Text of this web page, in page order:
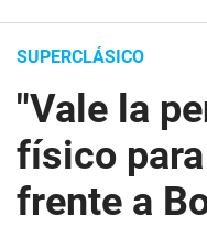
SUPERCLÁSICO
"Vale la
físico
frente a